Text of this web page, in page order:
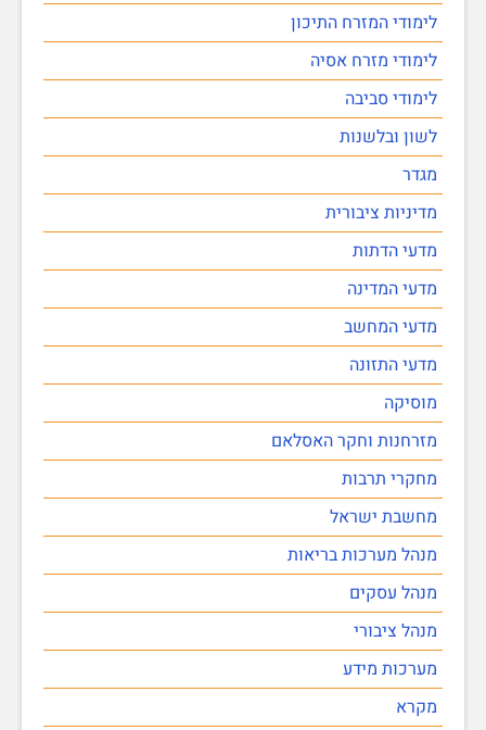
לימודי המזרח התיכון
לימודי מזרח אסיה
לימודי סביבה
לשון ובלשנות
מגדר
מדיניות ציבורית
מדעי הדתות
מדעי המדינה
מדעי המחשב
מדעי התזונה
מוסיקה
מזרחנות וחקר האסלאם
מחקרי תרבות
מחשבת ישראל
מנהל מערכות בריאות
מנהל עסקים
מנהל ציבורי
מערכות מידע
מקרא